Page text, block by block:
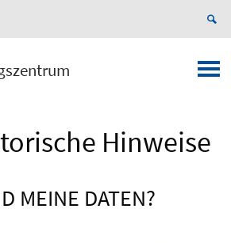
Hinweise
MEINE DATEN?